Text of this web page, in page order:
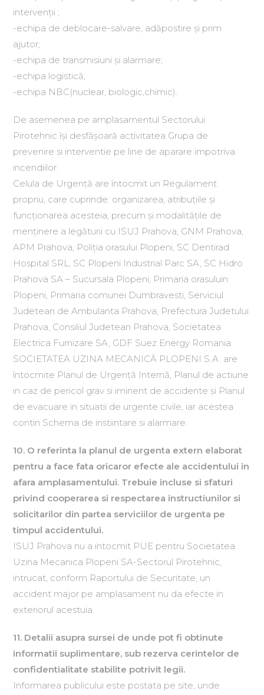
intervenţii ;
-echipa de deblocare-salvare, adăpostire şi prim
ajutor;
-echipa de transmisiuni şi alarmare;
-echipa logistică;
-echipa NBC(nuclear, biologic,chimic).
De asemenea pe amplasamentul Sectorului
Pirotehnic îşi desfăşoară activitatea Grupa de
prevenire si interventie pe line de aparare impotriva
incendiilor.
Celula de Urgenţă are întocmit un Regulament
propriu, care cuprinde: organizarea, atribuţiile şi
funcţionarea acesteia, precum şi modalităţile de
menţinere a legăturii cu ISUJ Prahova, GNM Prahova,
APM Prahova, Poliţia orasului Plopeni, SC Dentirad
Hospital SRL, SC Plopeni Industrial Parc SA, SC Hidro
Prahova SA – Sucursala Plopeni, Primaria orasuluin
Plopeni, Primaria comunei Dumbravesti, Serviciul
Judetean de Ambulanta Prahova, Prefectura Judetului
Prahova, Consiliul Judetean Prahova, Societatea
Electrica Furnizare SA, GDF Suez Energy Romania.
SOCIETATEA UZINA MECANICĂ PLOPENI S.A. are
întocmite Planul de Urgenţă Internă, Planul de actiune
in caz de pericol grav si iminent de accidente şi Planul
de evacuare in situatii de urgente civile, iar acestea
contin Schema de instiintare si alarmare.
10. O referinta la planul de urgenta extern elaborat
pentru a face fata oricaror efecte ale accidentului in
afara amplasamentului. Trebuie incluse si sfaturi
privind cooperarea si respectarea instructiunilor si
solicitarilor din partea serviciilor de urgenta pe
timpul accidentului.
ISUJ Prahova nu a intocmit PUE pentru Societatea
Uzina Mecanica Plopeni SA-Sectorul Pirotehnic,
intrucat, conform Raportului de Securitate, un
accident major pe amplasament nu da efecte in
exteriorul acestuia.
11. Detalii asupra sursei de unde pot fi obtinute
informatii suplimentare, sub rezerva cerintelor de
confidentialitate stabilite potrivit legii.
Informarea publicului este postata pe site, unde